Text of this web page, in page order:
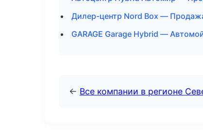
Дилер-центр Nord Box —
GARAGE Garage Hybrid —
← Все компании в регионе